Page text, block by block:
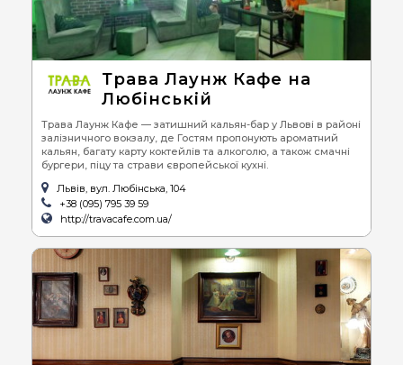
Трава Лаунж Кафе на
Любінській
Трава Лаунж Кафе — затишний кальян-бар у Львові в районі
залізничного вокзалу, де Гостям пропонують ароматний
кальян, багату карту коктейлів та алкоголю, а також смачні
бургери, піцу та страви європейської кухні.
Львів, вул. Любінська, 104
+38 (095) 795 39 59
http://travacafe.com.ua/